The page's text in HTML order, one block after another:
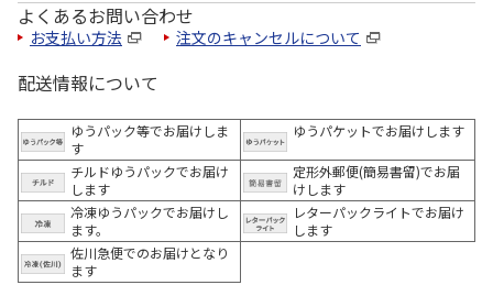
よくあるお問い合わせ
お支払い方法 注文のキャンセルについて
配送情報について
ゆうパック等でお届けしま
す
ゆうパケットでお届けします
チルドゆうパックでお届け
します
定形外郵便(簡易書留)でお届
けします
冷凍ゆうパックでお届けし
ます。
レターパックライトでお届け
します
佐川急便でのお届けとなり
ます